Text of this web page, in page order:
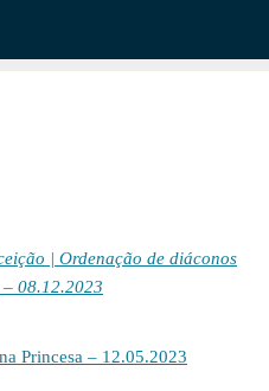
| Ordenação de diáconos
– 08.12.2023
Princesa – 12.05.2023